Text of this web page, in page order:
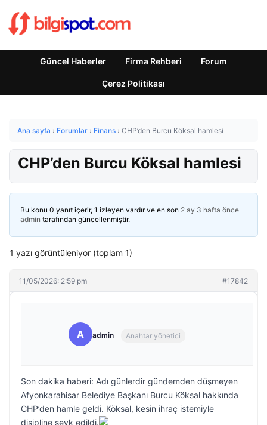
Güncel Haberler Firma Rehberi Forum
Çerez Politikası
Ana sayfa › Forumlar › Finans › CHP’den Burcu Köksal hamlesi
CHP’den Burcu Köksal hamlesi
Bu konu 0 yanıt içerir, 1 izleyen vardır ve en son 2 ay 3 hafta önce
admin tarafından güncellenmiştir.
1 yazı görüntüleniyor (toplam 1)
11/05/2026: 2:59 pm #17842
A admin Anahtar yönetici
Son dakika haberi: Adı günlerdir gündemden düşmeyen
Afyonkarahisar Belediye Başkanı Burcu Köksal hakkında
CHP’den hamle geldi. Köksal, kesin ihraç istemiyle
disipline sevk edildi.